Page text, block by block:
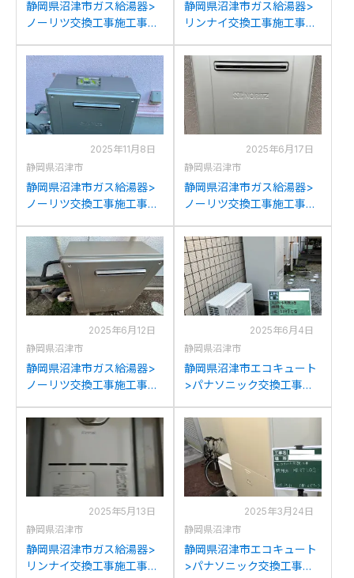
静岡県沼津市ガス給湯器>
ノーリツ交換工事施工事
S2400AWからノーリツ
GT-C2472SAW BLへの交
静岡県沼津市ガス給湯器>
リンナイ交換工事施工事
VD2401SAU2-3からリンナ
イRVD-A2400SAU2-3(B)
への交換
2025年11月8日
静岡県沼津市
静岡県沼津市ガス給湯器>
ノーリツ交換工事施工事
からノーリツGT-
C2072SAR BLへの交換
2025年6月17日
静岡県沼津市
静岡県沼津市ガス給湯器>
ノーリツ交換工事施工事
2428SAWXからノーリツ
GT-C2472SAW BLへの交
換
2025年6月12日
静岡県沼津市
静岡県沼津市ガス給湯器>
ノーリツ交換工事施工事
E2003SAからノーリツGT-
C2472SAR BLへの交換
2025年6月4日
静岡県沼津市
静岡県沼津市エコキュート
>パナソニック交換工事施
EQ37MFVHからパナソニッ
クHE-SU37LQSへの交換
2025年5月13日
静岡県沼津市
静岡県沼津市ガス給湯器>
リンナイ交換工事施工事
2025年3月24日
静岡県沼津市
静岡県沼津市エコキュート
>パナソニック交換工事施